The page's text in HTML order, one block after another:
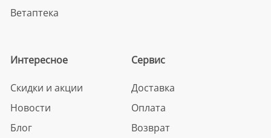
Ветаптека
Интересное
Скидки и акции
Новости
Блог
Сервис
Доставка
Оплата
Возврат